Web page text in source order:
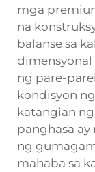
mga
na
balanse sa
dimensyonal
ng pare-
kondisyon
katangian
panghasa
ng
mahaba sa